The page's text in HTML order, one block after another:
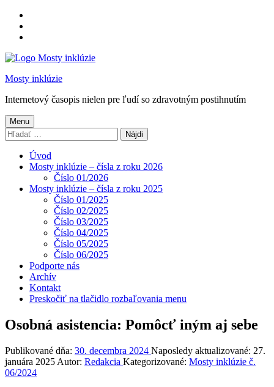
obsah
pätičku
Mosty inklúzie
Internetový časopis nielen pre ľudí so zdravotným postihnutím
Menu
Hľadať:
Úvod
Mosty inklúzie – čísla z roku 2026
Číslo 01/2026
Mosty inklúzie – čísla z roku 2025
Číslo 01/2025
Číslo 02/2025
Číslo 03/2025
Číslo 04/2025
Číslo 05/2025
Číslo 06/2025
Podporte nás
Archív
Kontakt
Preskočiť na tlačidlo rozbaľovania menu
Osobná asistencia: Pomôcť iným aj sebe
Publikované dňa: 30. decembra 2024 Naposledy aktualizované: 27.
januára 2025 Autor: Redakcia Kategorizované: Mosty inklúzie č.
06/2024